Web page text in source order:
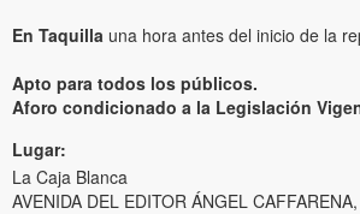
En Taquilla una hora antes del inicio de la
Apto para todos los públicos.
Aforo condicionado a la Legislación
Lugar:
La Caja Blanca
AVENIDA DEL EDITOR ÁNGEL